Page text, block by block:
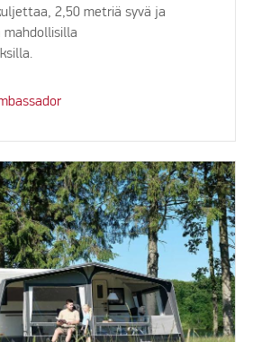
2,50 metriä syvä ja